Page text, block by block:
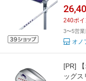
仕様
240ポイ
3〜5営
オノ
[PR]
ッグス